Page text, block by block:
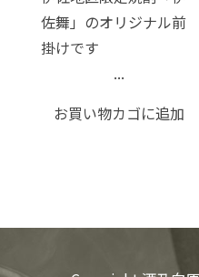
佐舞」のオリジナル前
掛けです
...
お買い物カゴに追加